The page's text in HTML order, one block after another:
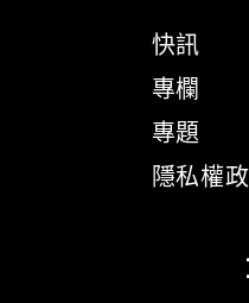
快訊
專欄
專題
隱私權